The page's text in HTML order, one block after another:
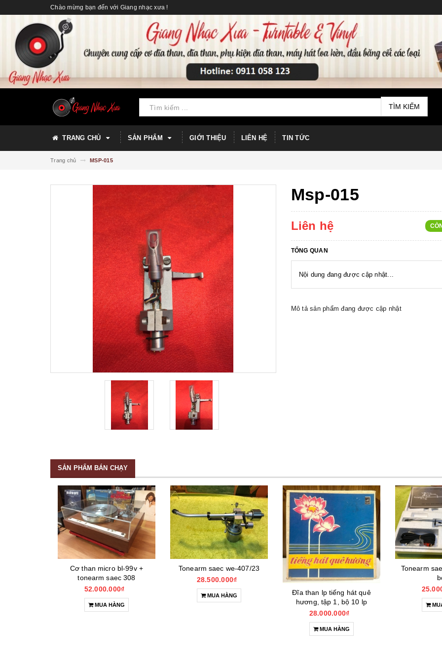
Chào mừng bạn đến với Giang nhạc xưa !
TÌM KIẾM
TRANG CHỦ SẢN PHẨM GIỚI THIỆU LIÊN HỆ TIN TỨC
Trang chủ MSP-015
Msp-015
Liên hệ
TỔNG QUAN
Nội dung đang được cập nhật...
Mô tả sản phẩm đang được cập nhật
SẢN PHẨM BÁN CHẠY
Cơ than micro bl-99v +
tonearm saec 308
52.000.000₫
MUA HÀNG
Tonearm saec we-407/23
28.500.000₫
MUA HÀNG
Đĩa than lp tiếng hát quê
hương, tập 1, bộ 10 lp
28.000.000₫
MUA HÀNG
Tonearm